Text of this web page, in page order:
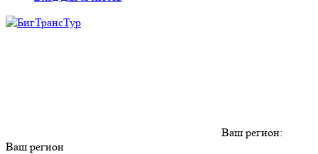
Ваш регион:
Ваш регион